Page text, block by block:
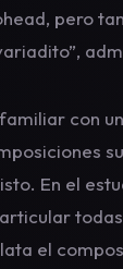
pero
con
En el
el